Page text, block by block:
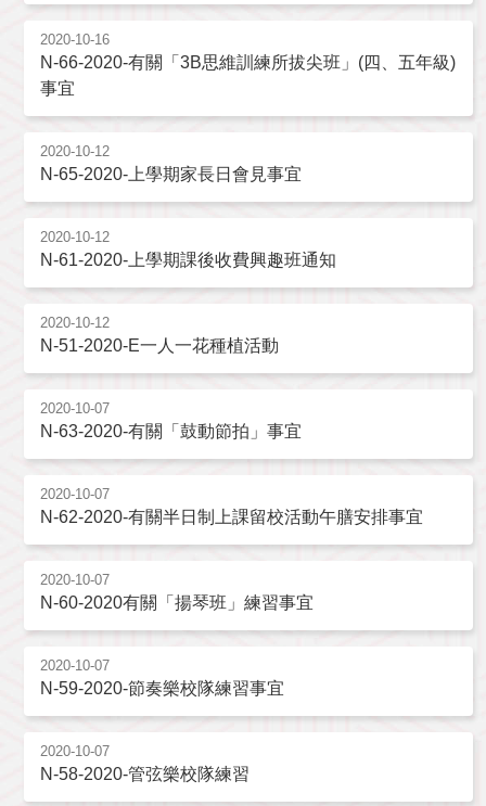
2020-10-16
N-66-2020-有關「3B思維訓練所拔尖班」(四、五年級)
事宜
2020-10-12
N-65-2020-上學期家長日會見事宜
2020-10-12
N-61-2020-上學期課後收費興趣班通知
2020-10-12
N-51-2020-E一人一花種植活動
2020-10-07
N-63-2020-有關「鼓動節拍」事宜
2020-10-07
N-62-2020-有關半日制上課留校活動午膳安排事宜
2020-10-07
N-60-2020有關「揚琴班」練習事宜
2020-10-07
N-59-2020-節奏樂校隊練習事宜
2020-10-07
N-58-2020-管弦樂校隊練習